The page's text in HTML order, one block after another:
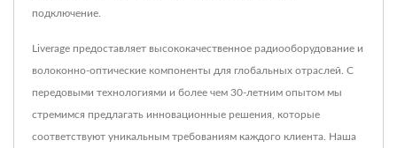
подключение.
Liverage предоставляет высококачественное радиооборудование и
волоконно-оптические компоненты для глобальных отраслей. С
передовыми технологиями и более чем 30-летним опытом мы
стремимся предлагать инновационные решения, которые
соответствуют уникальным требованиям каждого клиента. Наша